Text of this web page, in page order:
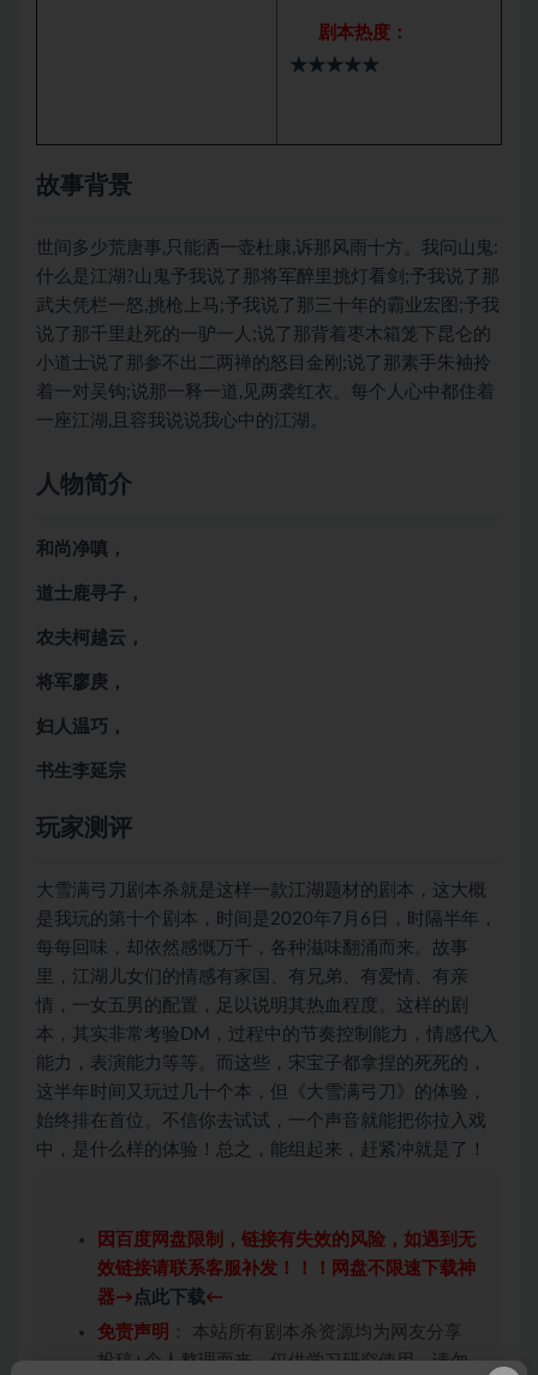
剧本热度：
★★★★★
故事背景
世间多少荒唐事,只能洒一壶杜康,诉那风雨十方。我问山鬼:
什么是江湖?山鬼予我说了那将军醉里挑灯看剑;予我说了那
武夫凭栏一怒,挑枪上马;予我说了那三十年的霸业宏图;予我
说了那千里赴死的一驴一人;说了那背着枣木箱笼下昆仑的
小道士说了那参不出二两禅的怒目金刚;说了那素手朱袖拎
着一对吴钩;说那一释一道,见两袭红衣。每个人心中都住着
一座江湖,且容我说说我心中的江湖。
人物简介
和尚净嗔，
道士鹿寻子，
农夫柯越云，
将军廖庚，
妇人温巧，
书生李延宗
玩家测评
大雪满弓刀剧本杀就是这样一款江湖题材的剧本，这大概
是我玩的第十个剧本，时间是2020年7月6日，时隔半年，
每每回味，却依然感慨万千，各种滋味翻涌而来。故事
里，江湖儿女们的情感有家国、有兄弟、有爱情、有亲
情，一女五男的配置，足以说明其热血程度。这样的剧
本，其实非常考验DM，过程中的节奏控制能力，情感代入
能力，表演能力等等。而这些，宋宝子都拿捏的死死的，
这半年时间又玩过几十个本，但《大雪满弓刀》的体验，
始终排在首位。不信你去试试，一个声音就能把你拉入戏
中，是什么样的体验！总之，能组起来，赶紧冲就是了！
因百度网盘限制，链接有失效的风险，如遇到无
效链接请联系客服补发！！！网盘不限速下载神
器→ 点此下载←
免责声明 ： 本站所有剧本杀资源均为网友分享
投稿+个人整理而来，仅供学习研究使用，请勿